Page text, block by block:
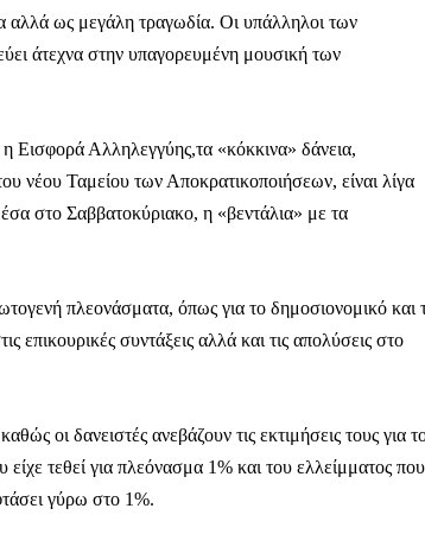
αλλά ως μεγάλη τραγωδία. Οι υπάλληλοι των
άτεχνα στην υπαγορευμένη μουσική των
Εισφορά Αλληλεγγύης,τα «κόκκινα» δάνεια,
νέου Ταμείου των Αποκρατικοποιήσεων, είναι λίγα
στο Σαββατοκύριακο, η «βεντάλια» με τα
πλεονάσματα, όπως για το δημοσιονομικό και
επικουρικές συντάξεις αλλά και τις απολύσεις στο
οι δανειστές ανεβάζουν τις εκτιμήσεις τους για
τεθεί για πλεόνασμα 1% και του ελλείμματος που
γύρω στο 1%.